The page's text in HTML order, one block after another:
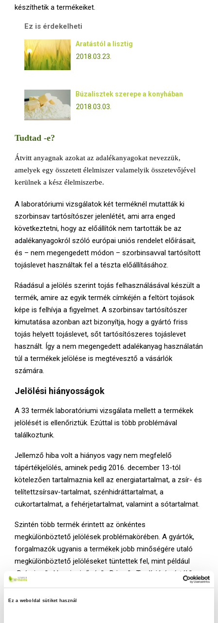
Ez a weboldal sütiket használ
készíthetik a termékeiket.
Ez is érdekelheti
Aratástól a lisztig
2018.03.23.
Búzalisztek szerepe a konyhában
2018.03.03.
Tudtad -e?
Átvitt anyagnak azokat az adalékanyagokat nevezzük,
amelyek egy összetett élelmiszer valamelyik összetevőjével
kerülnek a kész élelmiszerbe.
A laboratóriumi vizsgálatok két terméknél mutatták ki
szorbinsav tartósítószer jelenlétét, ami arra enged
következtetni, hogy az előállítók nem tartották be az
adalékanyagokról szóló európai uniós rendelet előírásait,
és – nem megengedett módon – szorbinsavval tartósított
tojáslevet használtak fel a tészta előállításához.
Ráadásul a jelölés szerint tojás felhasználásával készült a
termék, amire az egyik termék címkéjén a feltört tojások
képe is felhívja a figyelmet. A szorbinsav tartósítószer
kimutatása azonban azt bizonyítja, hogy a gyártó friss
tojás helyett tojáslevet, sőt tartósítószeres tojáslevet
használt. Így a nem megengedett adalékanyag használatán
túl a termékek jelölése is megtévesztő a vásárlók
számára.
Jelölési hiányosságok
A 33 termék laboratóriumi vizsgálata mellett a termékek
jelölését is ellenőriztük. Ezúttal is több problémával
találkoztunk.
Jellemző hiba volt a hiányos vagy nem megfelelő
tápértékjelölés, aminek pedig 2016. december 13-tól
kötelezően tartalmaznia kell az energiatartalmat, a zsír- és
telítettzsírsav-tartalmat, szénhidráttartalmat, a
cukortartalmat, a fehérjetartalmat, valamint a sótartalmat.
Szintén több termék érintett az önkéntes
megkülönböztető jelölések problémakörében. A gyártók,
forgalmazók ugyanis a termékek jobb minőségére utaló
megkülönböztető jelöléseket tüntettek fel, mint például
„Prémium”, „Hazai minőség”, „Prima”, „Tradíció és érték”,
„Kiváló minőség”, „Megbízhatóság”.